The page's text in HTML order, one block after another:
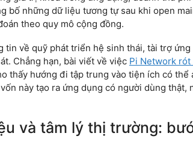
bố những dữ liệu tương tự sau khi open
theo quy mô cộng đồng.
tin về quỹ phát triển hệ sinh thái, tài trợ
Chẳng hạn, bài viết về việc Pi Network rót
thấy hướng đi tập trung vào tiện ích có
này tạo ra ứng dụng có người dùng thật,
và tâm lý thị trường: